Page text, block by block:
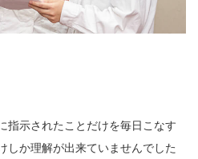
指示されたことだけを毎日こなす
しか理解が出来ていませんでした